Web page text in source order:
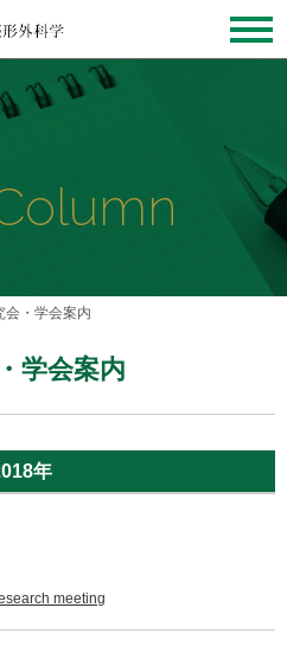
会・学会案内
学会案内
年
meeting